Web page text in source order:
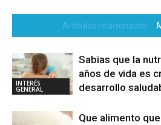
Artículos relacionados
INTERÉS
GENERAL
Sabias que la
años de vida es
desarrollo
Que alimento